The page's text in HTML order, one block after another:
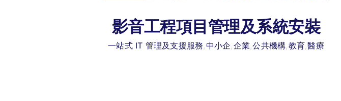
影音工程項目管理及系統安裝
一站式 IT 管理及支援服務,中小企,企業,公共機構,教育,醫療